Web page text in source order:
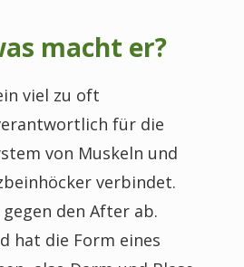
macht er?
viel zu oft
für die
von Muskeln und
verbindet.
den After ab.
hat die Form eines